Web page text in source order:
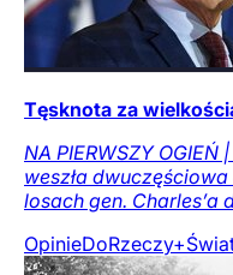
Tęsknota za
NA PIERWSZY
weszła
losach gen. Charles’a
OpinieDoRzeczy+